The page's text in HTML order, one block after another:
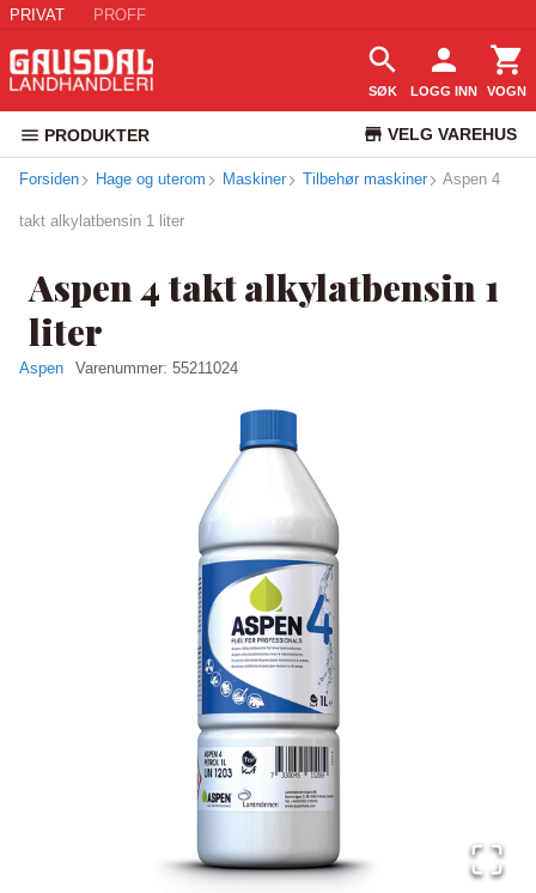
PRIVAT PROFF
SØK LOGG INN VOGN
PRODUKTER VELG VAREHUS
KUNDESERVICE
Forsiden Hage og uterom Maskiner Tilbehør maskiner Aspen 4
takt alkylatbensin 1 liter
Aspen 4 takt alkylatbensin 1
liter
Aspen Varenummer: 55211024